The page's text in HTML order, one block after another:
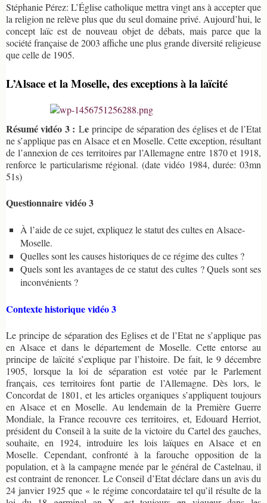
Stéphanie Pérez: L’Église catholique mettra vingt ans à accepter que
la religion ne relève plus que du seul domaine privé. Aujourd’hui, le
concept laïc est de nouveau objet de débats, mais parce que la
société française de 2003 affiche une plus grande diversité religieuse
que celle de 1905.
L’Alsace et la Moselle, des exceptions à la laïcité
Résumé vidéo 3 : Leprincipe de séparation des églises et de l’Etat
ne s’applique pas en Alsace et en Moselle. Cette exception, résultant
de l’annexion de ces territoires par l’Allemagne entre 1870 et 1918,
renforce le particularisme régional. (date vidéo 1984, durée: 03mn
51s)
Questionnaire vidéo 3
À l’aide de ce sujet, expliquez le statut des cultes en Alsace-
Moselle.
Quelles sont les causes historiques de ce régime des cultes ?
Quels sont les avantages de ce statut des cultes ? Quels sont ses
inconvénients ?
Contexte historique vidéo 3
Le principe de séparation des Eglises et de l’Etat ne s’applique pas
en Alsace et dans le département de Moselle. Cette entorse au
principe de laïcité s’explique par l’histoire. De fait, le 9 décembre
1905, lorsque la loi de séparation est votée par le Parlement
français, ces territoires font partie de l’Allemagne. Dès lors, le
Concordat de 1801, et les articles organiques s’appliquent toujours
en Alsace et en Moselle. Au lendemain de la Première Guerre
Mondiale, la France recouvre ces territoires, et, Edouard Herriot,
président du Conseil à la suite de la victoire du Cartel des gauches,
souhaite, en 1924, introduire les lois laïques en Alsace et en
Moselle. Cependant, confronté à la farouche opposition de la
population, et à la campagne menée par le général de Castelnau, il
est contraint de renoncer. Le Conseil d’Etat déclare dans un avis du
24 janvier 1925 que « le régime concordataire tel qu’il résulte de la